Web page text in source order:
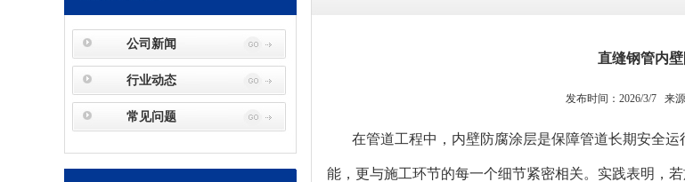
公司新闻
行业动态
常见问题
直缝钢管内
发布时间：2026/3/7 来源
在管道工程中，内壁防腐涂层是保障管道长期安全运
能，更与施工环节的每一个细节紧密相关。实践表明，